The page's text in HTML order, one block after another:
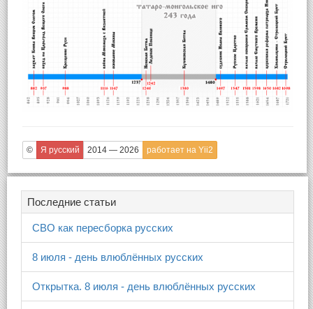
© Я русский 2014 — 2026 работает на Yii2
Последние статьи
СВО как пересборка русских
8 июля - день влюблённых русских
Открытка. 8 июля - день влюблённых русских